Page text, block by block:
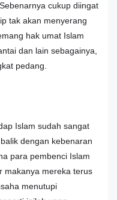
cukup diingat
tak akan menyerang
hak umat Islam
dan lain sebagainya,
pedang.
Islam sudah sangat
dengan kebenaran
para pembenci Islam
makanya mereka terus
menutupi